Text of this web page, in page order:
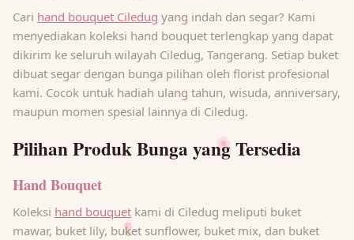
🌸
🌷
Cari hand bouquet Ciledug yang indah dan segar? Kami
menyediakan koleksi hand bouquet terlengkap yang dapat
dikirim ke seluruh wilayah Ciledug, Tangerang. Setiap buket
dibuat segar dengan bunga pilihan oleh florist profesional
kami. Cocok untuk hadiah ulang tahun, wisuda, anniversary,
maupun momen spesial lainnya di Ciledug.
Pilihan Produk Bunga yang Tersedia
Hand Bouquet
Koleksi hand bouquet kami di Ciledug meliputi buket
mawar, buket lily, buket sunflower, buket mix, dan buket